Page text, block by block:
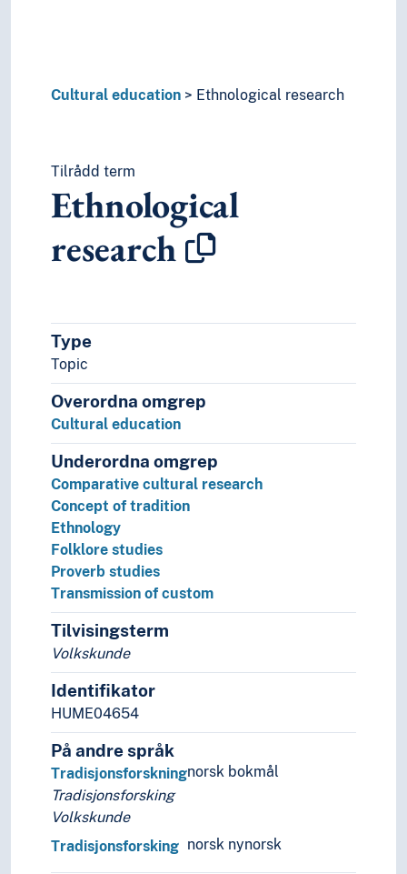
Cultural education Ethnological research
Tilrådd term
Ethnological
research
Type
Topic
Overordna omgrep
Cultural education
Underordna omgrep
Comparative cultural research
Concept of tradition
Ethnology
Folklore studies
Proverb studies
Transmission of custom
Tilvisingsterm
Volkskunde
Identifikator
HUME04654
På andre språk
norsk bokmål
Tradisjonsforskning
Tradisjonsforsking
Volkskunde
norsk nynorsk
Tradisjonsforsking